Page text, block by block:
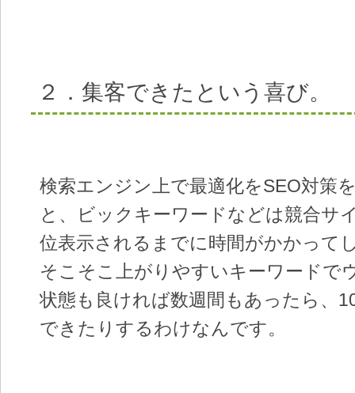
２．集客できたという喜び。
検索エンジン上で最適化をSEO対策
と、ビックキーワードなどは競合サ
位表示されるまでに時間がかかって
そこそこ上がりやすいキーワードで
状態も良ければ数週間もあったら、
できたりするわけなんです。